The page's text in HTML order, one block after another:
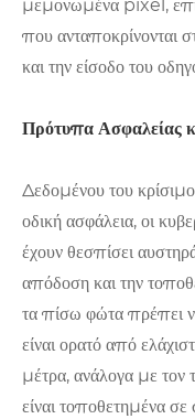
μεμονωμένα pixel,
που ανταποκρίνονται
και την είσοδο του
Πρότυπα Ασφαλείας
Δεδομένου του
οδική ασφάλεια, οι
έχουν θεσπίσει
απόδοση και την
τα πίσω φώτα πρέπει
είναι ορατό από
μέτρα, ανάλογα με τον
είναι τοποθετημένα